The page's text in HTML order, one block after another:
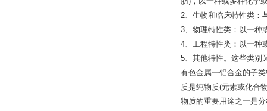
2、生物和临床特性类：
3、物理特性类：以一种
4、工程特性类：以一种
5、其他特性。这些类别
有色金属一铝合金的子
质是纯物质(元素或化合
物质的重要用途之一是